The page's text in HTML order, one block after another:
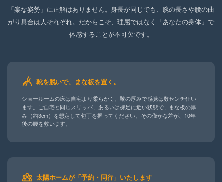
「楽な姿勢」に正解はありません。身長が同じでも、腕の長さや腰の曲
がり具合は人それぞれ。だからこそ、理屈ではなく「あなたの身体」で
体感することが不可欠です。
靴を脱いで、まな板を置く。
ショールームの床は自宅より柔らかく、靴の厚みで感覚は数センチ狂い
ます。ご自宅と同じスリッパ、あるいは裸足に近い状態で、まな板の厚
み（約3cm）を想定して包丁を握ってください。その僅かな差が、10年
後の腰を救います。
太陽ホームが「予約・同行」いたします